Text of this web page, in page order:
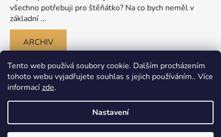
Tento web používá soubory cookie. Dalším procházením
tohoto webu vyjadřujete souhlas s jejich používáním.. Více
informacízde.
Nastavení
všechno potřebuji pro štěňátko? Na co bych neměl v
základní ...
ARCHIV